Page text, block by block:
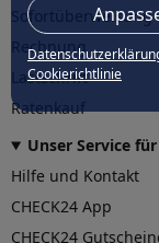
Cookierichtlinie
Sofortüberweisung
Rechnung
Lastschrift
Ratenkauf
Unser Service für
Hilfe und Kontakt
CHECK24 App
CHECK24